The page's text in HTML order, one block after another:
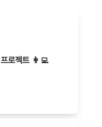
프로젝트 👩‍💻